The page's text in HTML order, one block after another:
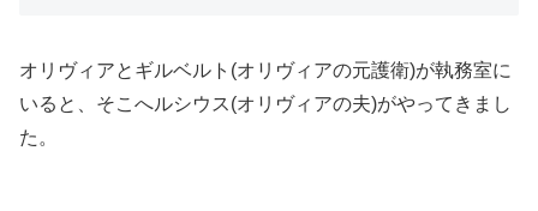
オリヴィアとギルベルト(オリヴィアの元護衛)が執務室に
いると、そこへルシウス(オリヴィアの夫)がやってきまし
た。